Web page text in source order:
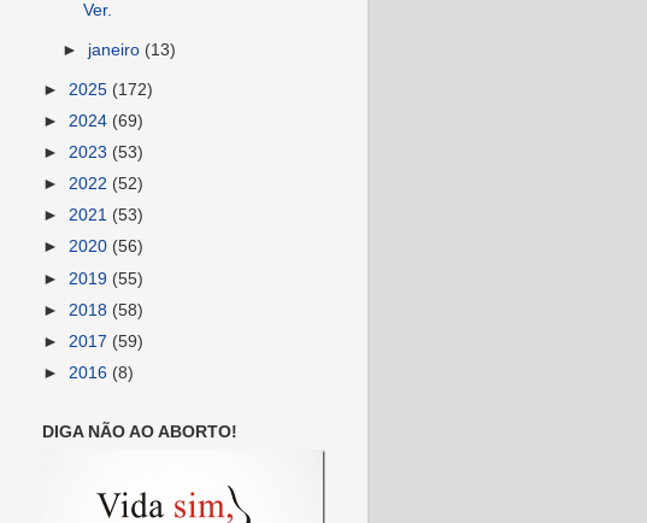
Ver.
► janeiro (13)
► 2025 (172)
► 2024 (69)
► 2023 (53)
► 2022 (52)
► 2021 (53)
► 2020 (56)
► 2019 (55)
► 2018 (58)
► 2017 (59)
► 2016 (8)
DIGA NÃO AO ABORTO!